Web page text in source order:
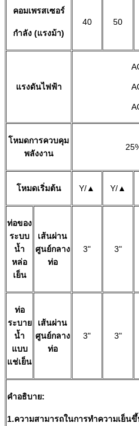
คอมเพรสเซอร์
กำลัง (แรงม้า)
40 50
แรงดันไฟฟ้า
โหมดการควบคุม
พลังงาน
โหมดเริ่มต้น Y/▲ Y/▲
ท่อของ
ระบบ
น้ำ
หล่อ
เย็น
เส้นผ่าน
ศูนย์กลาง
ท่อ
3" 3"
ท่อ
ระบาย
น้ำ
แบบ
แช่เย็น
เส้นผ่าน
ศูนย์กลาง
ท่อ
3" 3"
คำอธิบาย:
1.ความสามารถในการทำความเย็น